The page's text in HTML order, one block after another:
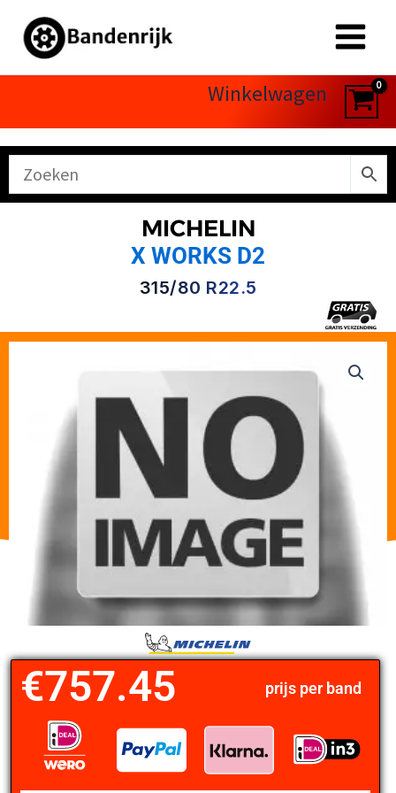
naar
Winkelwagen
MICHELIN
X WORKS D2
315/80 R22.5
prijs per band
€757.45